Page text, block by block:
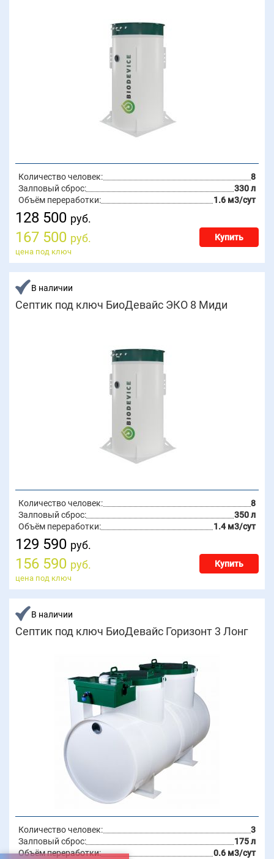
Количество человек:
8
Залповый сброс:
330 л
Объём переработки:
1.6 м3/сут
128 500 руб.
167 500 руб. Купить
цена под ключ
В наличии
Септик под ключ БиоДевайс ЭКО 8 Миди
Количество человек:
8
Залповый сброс:
350 л
Объём переработки:
1.4 м3/сут
129 590 руб.
156 590 руб. Купить
цена под ключ
В наличии
Септик под ключ БиоДевайс Горизонт 3 Лонг
Количество человек:
3
Залповый сброс:
175 л
Объём переработки:
0.6 м3/сут